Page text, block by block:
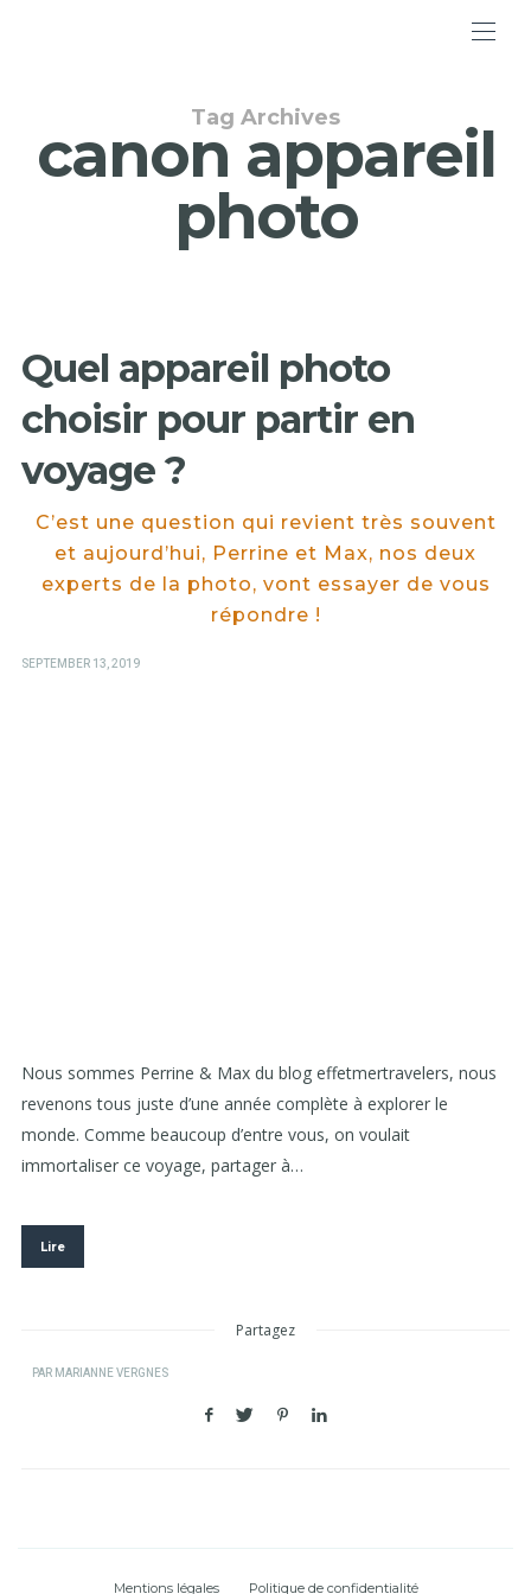
Tag Archives
canon appareil
photo
Quel appareil photo
choisir pour partir en
voyage ?
C’est une question qui revient très souvent
et aujourd’hui, Perrine et Max, nos deux
experts de la photo, vont essayer de vous
répondre !
POSTED
SEPTEMBER 13, 2019
Nous sommes Perrine & Max du blog effetmertravelers, nous
revenons tous juste d’une année complète à explorer le
monde. Comme beaucoup d’entre vous, on voulait
immortaliser ce voyage, partager à…
Lire
Partagez
PAR MARIANNE VERGNES
Mentions légales Politique de confidentialité